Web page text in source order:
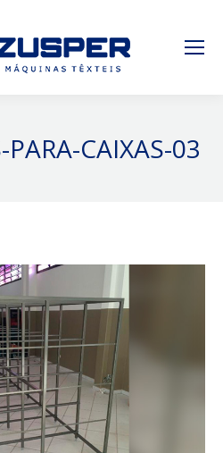
PARA-CAIXAS-03